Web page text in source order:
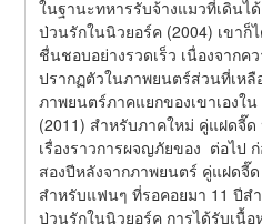
ในฐานะทหารรับจ้างแมวที่เดินไ
ป่วนรักในนิวยอร์ค (2004) เขา
ชื่นชอบอย่างรวดเร็ว เนื่องจากค
ปรากฏตัวในภาพยนตร์ส่วนที่เหลื
ภาพยนตร์ภาคแยกของเขาเองใ
(2011) สำหรับภาคใหม่ คู่แฝดจี๊
เรื่องราวการผจญภัยของ  ต่อไป
สองปีหลังจากภาพยนตร์ คู่แฝดจี๊
สำหรับแฟนๆ ที่รอคอยมา 11 ปีส
ป่วนรักในนิวยอร์ค การได้รับเนื้